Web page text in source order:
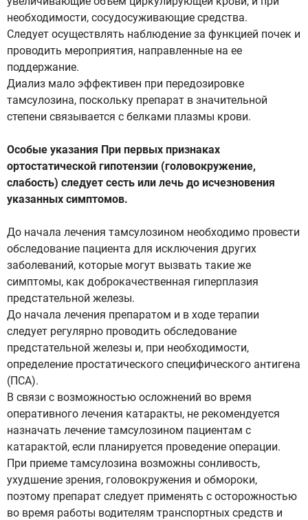
необходимости, сосудосуживающие средства.
Следует осуществлять наблюдение за функцией почек и
проводить мероприятия, направленные на ее
поддержание.
Диализ мало эффективен при передозировке
тамсулозина, поскольку препарат в значительной
степени связывается с белками плазмы крови.
Особые указания При первых признаках
ортостатической гипотензии (головокружение,
слабость) следует сесть или лечь до исчезновения
указанных симптомов.
До начала лечения тамсулозином необходимо провести
обследование пациента для исключения других
заболеваний, которые могут вызвать такие же
симптомы, как доброкачественная гиперплазия
предстательной железы.
До начала лечения препаратом и в ходе терапии
следует регулярно проводить обследование
предстательной железы и, при необходимости,
определение простатического специфического антигена
(ПСА).
В связи с возможностью осложнений во время
оперативного лечения катаракты, не рекомендуется
назначать лечение тамсулозином пациентам с
катарактой, если планируется проведение операции.
При приеме тамсулозина возможны сонливость,
ухудшение зрения, головокружения и обмороки,
поэтому препарат следует применять с осторожностью
во время работы водителям транспортных средств и